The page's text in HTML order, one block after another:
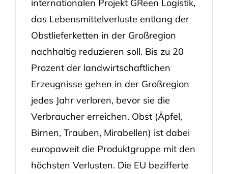
internationalen Projekt GReen Logistik,
das Lebensmittelverluste entlang der
Obstlieferketten in der Großregion
nachhaltig reduzieren soll. Bis zu 20
Prozent der landwirtschaftlichen
Erzeugnisse gehen in der Großregion
jedes Jahr verloren, bevor sie die
Verbraucher erreichen. Obst (Äpfel,
Birnen, Trauben, Mirabellen) ist dabei
europaweit die Produktgruppe mit den
höchsten Verlusten. Die EU bezifferte